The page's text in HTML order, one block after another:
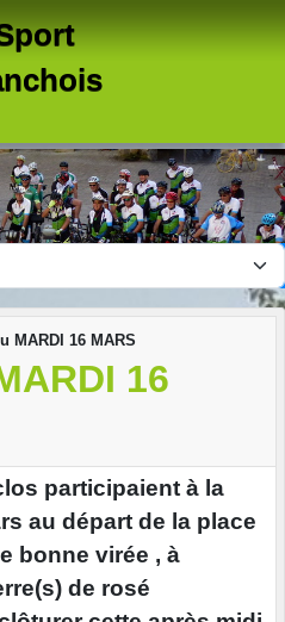
MARDI 16 MARS
16
participaient à la
au départ de la place
bonne virée , à
de rosé